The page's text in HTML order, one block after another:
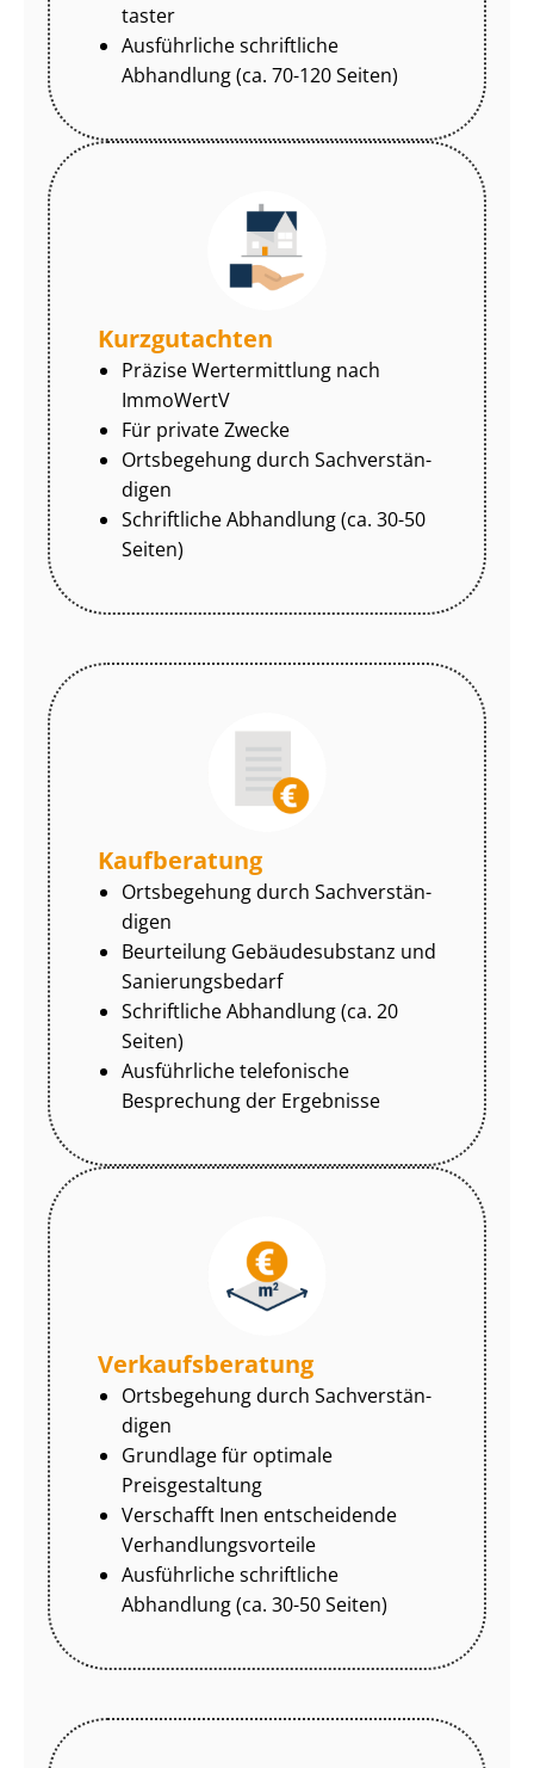
tas­ter
Ausführliche schriftliche
Abhandlung (ca. 70-120 Seiten)
Kurzgutachten
Präzise Wertermittlung nach
ImmoWertV
Für private Zwecke
Ortsbegehung durch Sach­ver­stän­
di­gen
Schriftliche Abhandlung (ca. 30-50
Seiten)
Kaufberatung
Ortsbegehung durch Sach­ver­stän­
di­gen
Beurteilung Gebäudesubstanz und
Sa­nie­rungs­be­darf
Schriftliche Abhandlung (ca. 20
Seiten)
Ausführliche telefonische
Besprechung der Ergebnisse
Ver­kaufs­be­ra­tung
Ortsbegehung durch Sach­ver­stän­
di­gen
Grundlage für optimale
Preisgestaltung
Verschafft Inen entscheidende
Ver­hand­lungs­vor­tei­le
Ausführliche schriftliche
Abhandlung (ca. 30-50 Seiten)